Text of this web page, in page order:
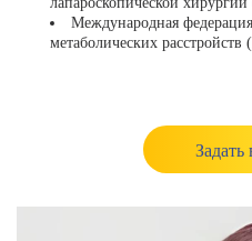
Международная
метаболических расстройств
Задать